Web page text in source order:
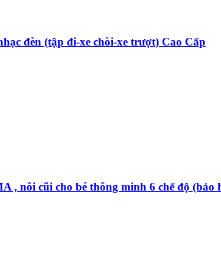
đèn (tập đi-xe chòi-xe trượt) Cao Cấp
, nôi cũi cho bé thông minh 6 chế độ (bảo